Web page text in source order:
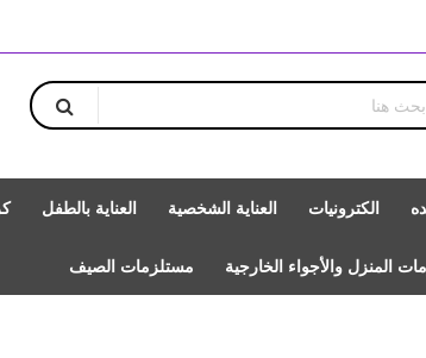
الكترونيات العناية الشخصية العناية بالطفل
المنزل والأجواء الخارجية مستلزمات الصيف